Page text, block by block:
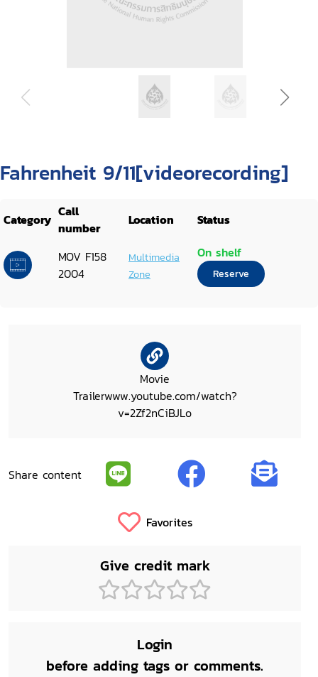
Fahrenheit 9/11[videorecording]
Category Call
number
Location Status
MOV F158
2004
Multimedia
Zone
On shelf
Reserve
Movie
Trailerwww.youtube.com/watch?
v=2Zf2nCiBJLo‎
Share content
Favorites
Give credit mark
Login
before adding tags or comments.